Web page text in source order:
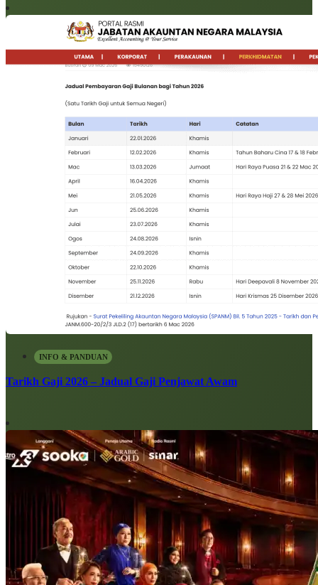
INFO & PANDUAN
Tarikh Gaji 2026 – Jadual Gaji Penjawat Awam